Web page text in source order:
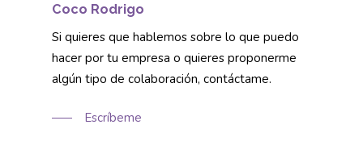
Coco Rodrigo
Si quieres que hablemos sobre lo que puedo
hacer por tu empresa o quieres proponerme
algún tipo de colaboración, contáctame.
Escríbeme